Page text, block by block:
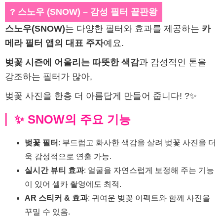
? 스노우 (SNOW) – 감성 필터 끝판왕
스노우(SNOW)는 다양한 필터와 효과를 제공하는 카
메라 필터 앱의 대표 주자예요.
벚꽃 시즌에 어울리는 따뜻한 색감과 감성적인 톤을
강조하는 필터가 많아,
벚꽃 사진을 한층 더 아름답게 만들어 줍니다! ?✨
✨ SNOW의 주요 기능
벚꽃 필터 : 부드럽고 화사한 색감을 살려 벚꽃 사진을 더
욱 감성적으로 연출 가능.
실시간 뷰티 효과: 얼굴을 자연스럽게 보정해 주는 기능
이 있어 셀카 촬영에도 최적.
AR 스티커 & 효과: 귀여운 벚꽃 이펙트와 함께 사진을
꾸밀 수 있음.